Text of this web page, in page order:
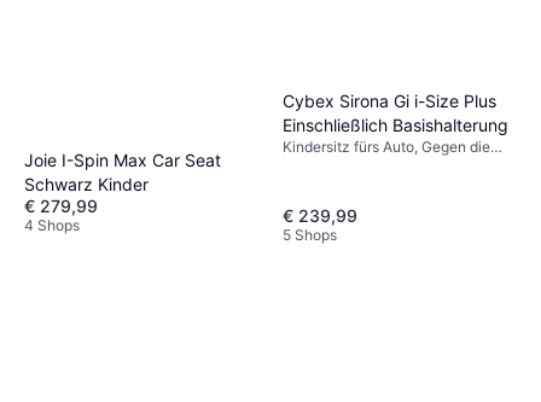
Joie I-Spin Max Car Seat
Schwarz Kinder
€ 279,99
4 Shops
Cybex Sirona Gi i-Size Plus
Einschließlich Basishalterung
Kindersitz fürs Auto, Gegen die
Neugeboreneneinsatz inklusive,
Verstellbare Kopfstütze, Seitlicher
€ 239,99
5 Shops